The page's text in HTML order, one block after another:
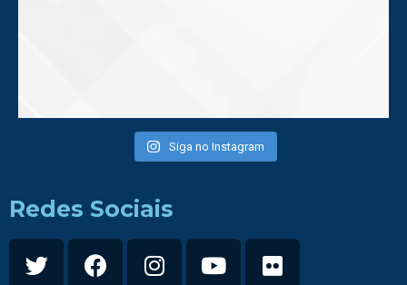
Siga no Instagram
Redes Sociais